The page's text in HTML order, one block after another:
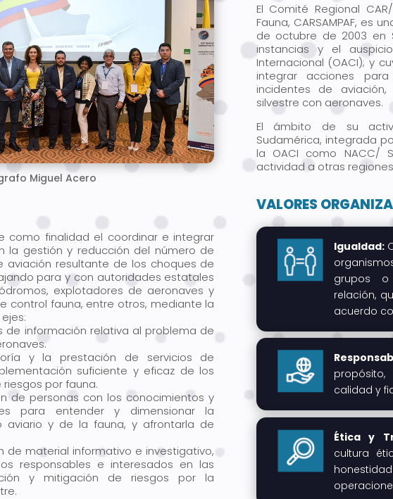
Miguel Acero
El Comité Regional
Fauna, CARSAMPAF, es
de octubre de 2003 en
instancias y el
Internacional (OACI); y
integrar acciones
incidentes de
silvestre con aeronaves.
El ámbito de su
Sudamérica, integrada
la OACI como NACC/
actividad a otras
como finalidad el coordinar e integrar
la gestión y reducción del número de
aviación resultante de los choques de
para y con autoridades estatales
explotadores de aeronaves y
control fauna, entre otros, mediante la
de información relativa al problema de
y la prestación de servicios de
suficiente y eficaz de los
por fauna.
de personas con los conocimientos y
para entender y dimensionar la
aviario y de la fauna, y afrontarla de
de material informativo e investigativo,
responsables e interesados en las
y mitigación de riesgos por la
VALORES
Igualdad:
grupos o
relación,
acuerdo
calidad y
Ética y
cultura